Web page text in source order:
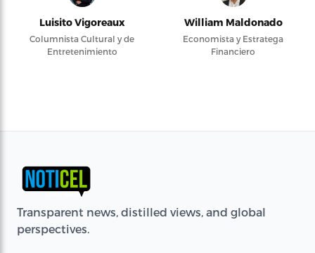
Luisito Vigoreaux
Columnista Cultural y de
Entretenimiento
William Maldonado
Economista y Estratega
Financiero
Transparent news, distilled views, and global
perspectives.